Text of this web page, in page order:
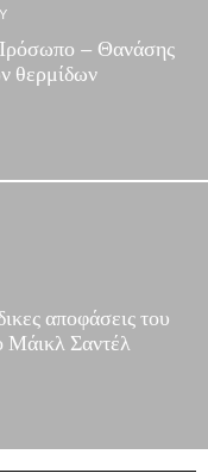
– Θανάσης
θερμίδων
αποφάσεις του
Μάικλ Σαντέλ